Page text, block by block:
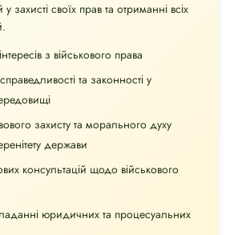
захисті своїх прав та отриманні всіх
з військового права
та законності у
захисту та морального духу
держави
консультацій щодо військового
юридичних та процесуальних